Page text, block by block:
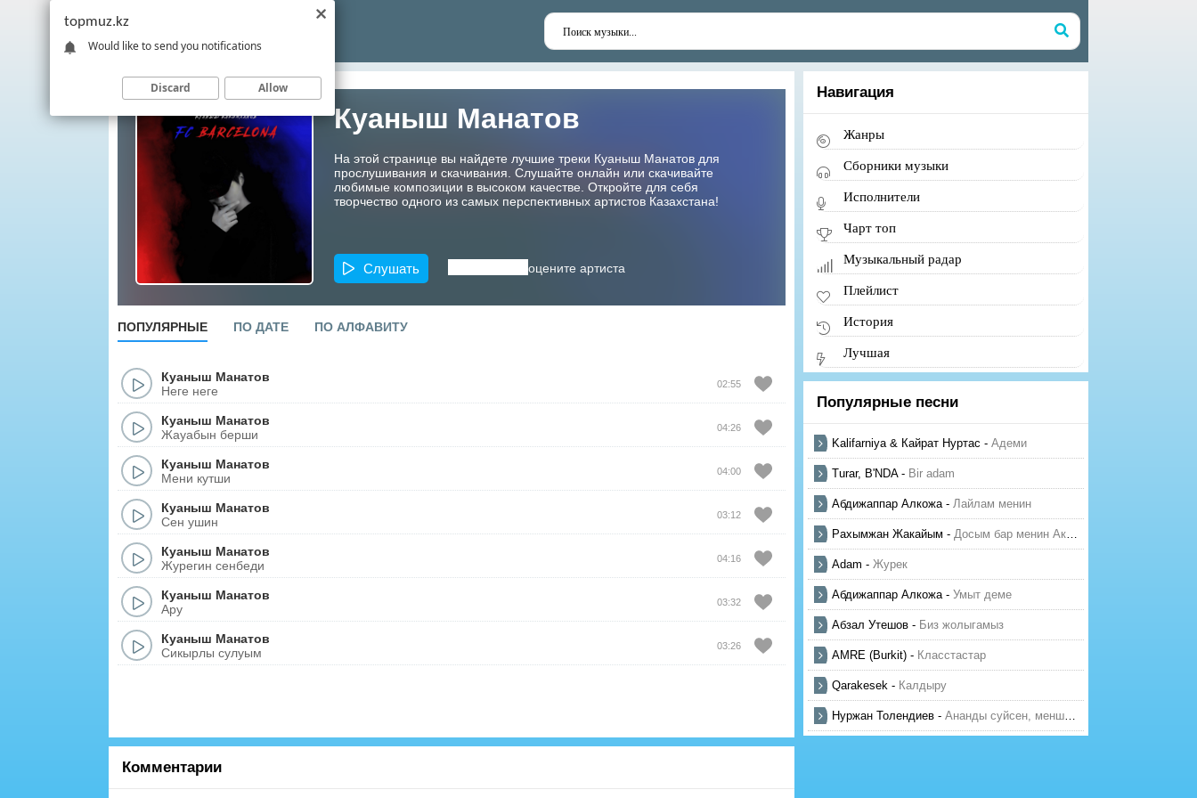
Куаныш Манатов
На этой странице вы найдете лучшие треки Куаныш Манатов для
прослушивания и скачивания. Слушайте онлайн или скачивайте
любимые композиции в высоком качестве. Откройте для себя
творчество одного из самых перспективных артистов Казахстана!
Слушать оцените артиста
ПОПУЛЯРНЫЕ ПО ДАТЕ ПО АЛФАВИТУ
Куаныш Манатов
Неге неге
02:55
Куаныш Манатов
Жауабын берши
04:26
Куаныш Манатов
Мени кутши
04:00
Куаныш Манатов
Сен ушин
03:12
Куаныш Манатов
Журегин сенбеди
04:16
Куаныш Манатов
Ару
03:32
Куаныш Манатов
Сикырлы сулуым
03:26
Комментарии
Навигация
Жанры
Сборники музыки
Исполнители
Чарт топ
Музыкальный радар
Плейлист
История
Лучшая
Популярные песни
Kalifarniya & Кайрат Нуртас - Адеми
Turar, B'NDA- Bir adam
Абдижаппар Алкожа- Лайлам менин
Рахымжан Жакайым - Досым бар менин Актауда
Adam - Журек
Абдижаппар Алкожа- Умыт деме
Абзал Утешов - Биз жолыгамыз
AMRE (Burkit) - Класстастар
Qarakesek - Калдыру
Нуржан Толендиев - Ананды суйсен, менше суй
topmuz.kz
Would like to send you notifications
Discard Allow